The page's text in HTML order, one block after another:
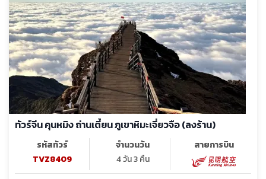
ทัวร์จีน คุนหมิง ถ่านเตี้ยน ภูเขาหิมะเจี่ยวจือ (ลงร้าน)
รหัสทัวร์
TVZ8409
จำนวนวัน
4 วัน 3 คืน
สายการบิน